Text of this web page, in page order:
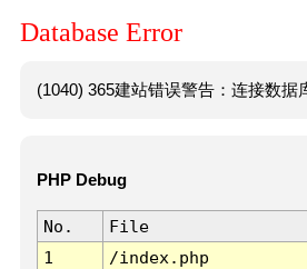
Database Error
(1040) 365建站错误警告：连接数据
PHP Debug
No. File
1
/index.php